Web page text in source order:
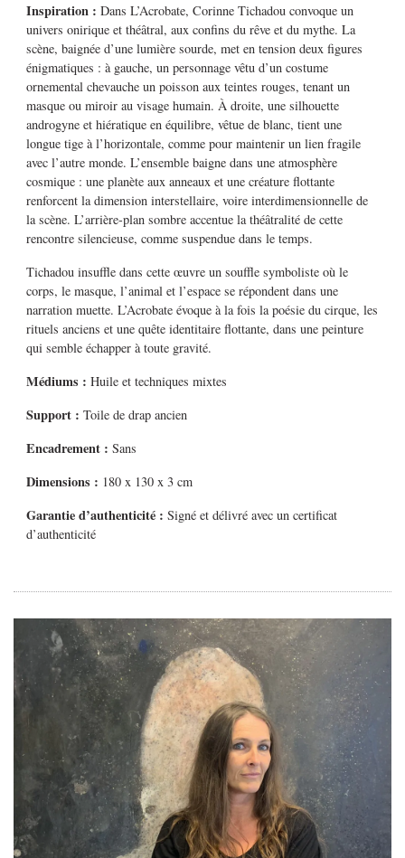
Inspiration :DansL’Acrobate, Corinne Tichadou convoque un
univers onirique et théâtral, aux confins du rêve et du mythe. La
scène, baignée d’une lumière sourde, met en tension deux figures
énigmatiques : à gauche, un personnage vêtu d’un costume
ornemental chevauche un poisson aux teintes rouges, tenant un
masque ou miroir au visage humain. À droite, une silhouette
androgyne et hiératique en équilibre, vêtue de blanc, tient une
longue tige à l’horizontale, comme pour maintenir un lien fragile
avec l’autre monde.L’ensemble baigne dans une atmosphère
cosmique : une planète aux anneaux et une créature flottante
renforcent la dimension interstellaire, voire interdimensionnelle de
la scène. L’arrière-plan sombre accentue la théâtralité de cette
rencontre silencieuse, comme suspendue dans le temps.
Tichadou insuffle dans cette œuvre un souffle symboliste où le
corps, le masque, l’animal et l’espace se répondent dans une
narration muette.L’Acrobate évoque à la fois la poésie du cirque, les
rituels anciens et une quête identitaire flottante, dans une peinture
qui semble échapper à toute gravité.
Médiums :Huile et techniques mixtes
Support : Toile de drap ancien
Encadrement : Sans
Dimensions : 180 x 130 x 3 cm
Garantie d’authenticité : Signé et délivré avec un certificat
d’authenticité